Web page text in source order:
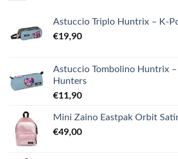
Astuccio Triplo Huntrix – K-
€19,90
Astuccio Tombolino Huntrix
Hunters
€11,90
Mini Zaino Eastpak Orbit
€49,00